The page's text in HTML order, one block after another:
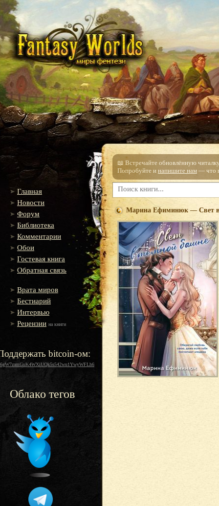
Главная
Новости
Форум
Библиотека
Комментарии
Обои
Гостевая книга
Обратная связь
Врата миров
Бестиарий
Интервью
Рецензии на книги
bitcoin-ом:
Облако тегов
📖 Встречайте обновлённую
Попробуйте и напишите нам — что
Марина Ефиминюк — Свет в